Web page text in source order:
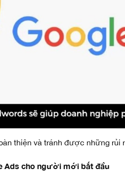
thiện và tránh được những rủi
Ads cho người mới bắt đầu